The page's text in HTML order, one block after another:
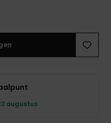
augustus